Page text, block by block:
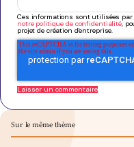
Ces informations sont utilisées par
notre politique de confidentialité,
projet de création d'entreprise.
Sur le même thème